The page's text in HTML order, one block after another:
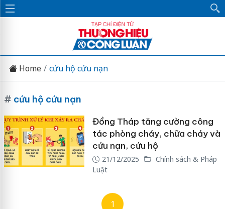
Home cứu hộ cứu nạn
# cứu hộ cứu nạn
Đồng Tháp tăng cường công
tác phòng cháy, chữa cháy và
cứu nạn, cứu hộ
21/12/2025
Chính sách & Pháp
Luật
1